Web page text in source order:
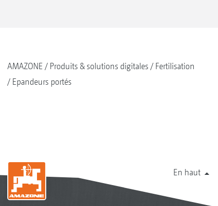
AMAZONE Produits & solutions digitales
Fertilisation
Epandeurs portés
En haut